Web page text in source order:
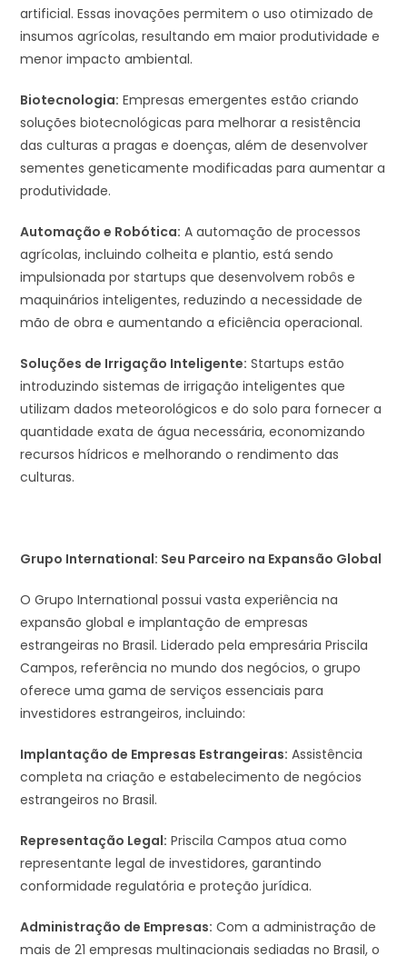
artificial. Essas inovações permitem o uso otimizado de
insumos agrícolas, resultando em maior produtividade e
menor impacto ambiental.
Biotecnologia: Empresas emergentes estão criando
soluções biotecnológicas para melhorar a resistência
das culturas a pragas e doenças, além de desenvolver
sementes geneticamente modificadas para aumentar a
produtividade.
Automação e Robótica: A automação de processos
agrícolas, incluindo colheita e plantio, está sendo
impulsionada por startups que desenvolvem robôs e
maquinários inteligentes, reduzindo a necessidade de
mão de obra e aumentando a eficiência operacional.
Soluções de Irrigação Inteligente: Startups estão
introduzindo sistemas de irrigação inteligentes que
utilizam dados meteorológicos e do solo para fornecer a
quantidade exata de água necessária, economizando
recursos hídricos e melhorando o rendimento das
culturas.
Grupo International: Seu Parceiro na Expansão Global
O Grupo International possui vasta experiência na
expansão global e implantação de empresas
estrangeiras no Brasil. Liderado pela empresária Priscila
Campos, referência no mundo dos negócios, o grupo
oferece uma gama de serviços essenciais para
investidores estrangeiros, incluindo:
Implantação de Empresas Estrangeiras: Assistência
completa na criação e estabelecimento de negócios
estrangeiros no Brasil.
Representação Legal: Priscila Campos atua como
representante legal de investidores, garantindo
conformidade regulatória e proteção jurídica.
Administração de Empresas: Com a administração de
mais de 21 empresas multinacionais sediadas no Brasil, o